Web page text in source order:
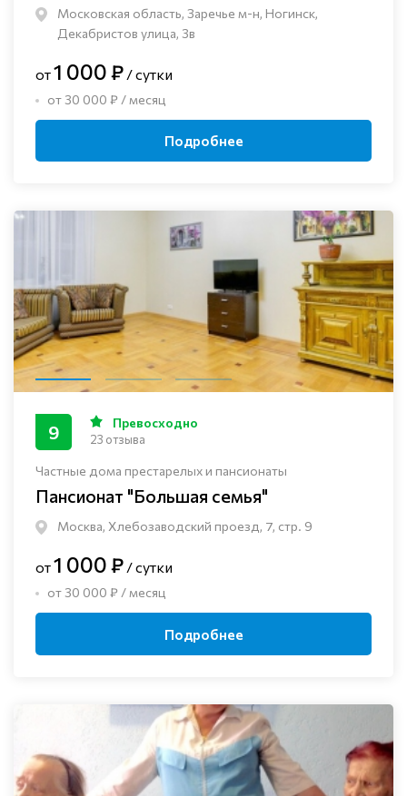
Московская область, Заречье м-н, Ногинск, ​
Декабристов улица, 3в
от1 000 ₽ / сутки
от 30 000 ₽ / месяц
Подробнее
Частные дома престарелых и пансионаты
Пансионат "Большая семья"
Москва, Хлебозаводский проезд, 7, стр. 9
9 Превосходно
23 отзыва
от1 000 ₽ / сутки
от 30 000 ₽ / месяц
Подробнее